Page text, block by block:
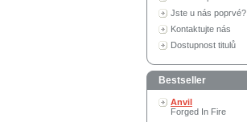
Jste u nás poprvé?
Kontaktujte nás
Dostupnost titulů
Bestseller
Anvil
Forged In Fire